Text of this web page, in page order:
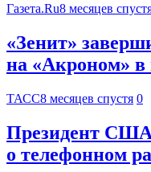
Газета.Ru8 месяцев
«Зенит»
на «Акроном»
ТАСС8 месяцев спустя 0
Президент
о телефонном